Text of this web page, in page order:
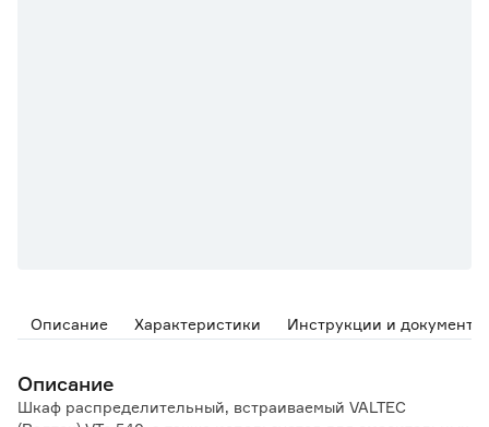
Описание Характеристики Инструкции и документы
Описание
Шкаф распределительный, встраиваемый VALTEC